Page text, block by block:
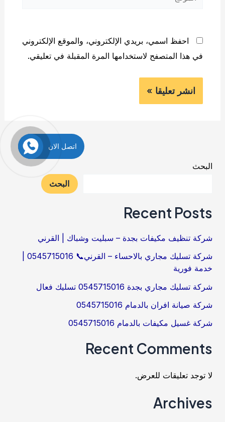
احفظ اسمي، بريدي الإلكتروني، والموقع الإلكتروني
في هذا المتصفح لاستخدامها المرة المقبلة في تعليقي.
البحث
البحث
Recent Posts
شركة تنظيف مكيفات بجدة – سبليت وشباك | القرني
خدمة فورية
شركة تسليك مجاري بجدة 0545715016 تسليك فعال
شركة صيانة افران بالدمام 0545715016
شركة غسيل مكيفات بالدمام 0545715016
Recent Comments
لا توجد تعليقات للعرض.
Archives
اتصل الان